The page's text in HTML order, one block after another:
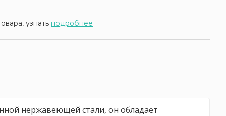
узнать подробнее
нержавеющей стали, он обладает